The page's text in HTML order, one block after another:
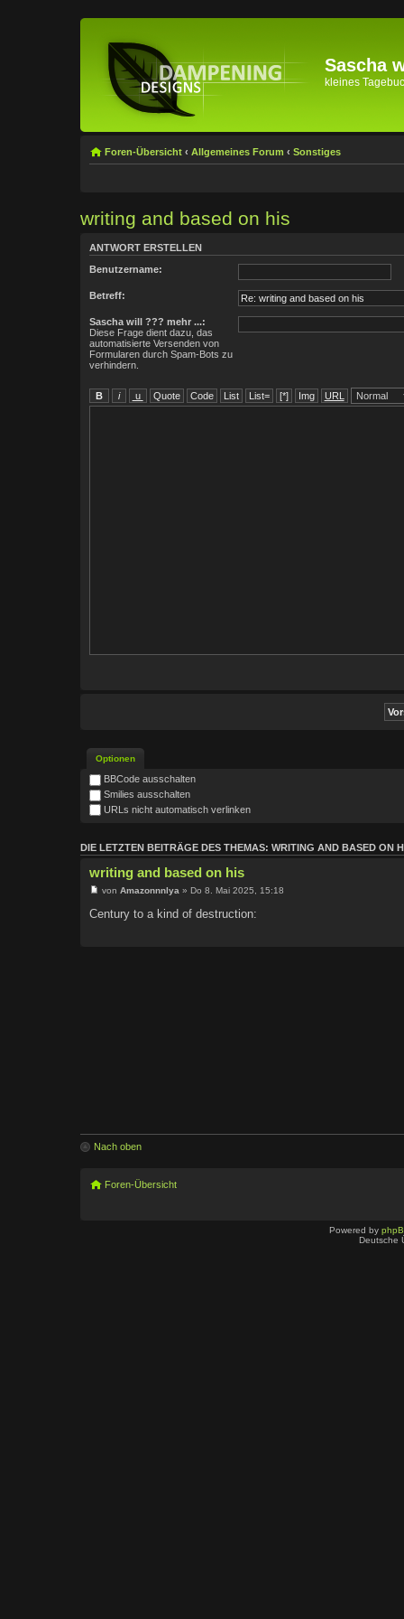
Sascha
kleines
Foren-Übersicht ‹ Allgemeines Forum ‹ Sonstiges
writing and based on his
ANTWORT ERSTELLEN
Benutzername:
Betreff:
Sascha will ??? mehr ...:
Diese Frage dient dazu, das
automatisierte Versenden von
Formularen durch Spam-Bots zu
verhindern.
Optionen
BBCode ausschalten
Smilies ausschalten
URLs nicht automatisch verlinken
DIE LETZTEN BEITRÄGE DES THEMAS: WRITING AND BASED ON
writing and based on his
von Amazonnnlya » Do 8. Mai 2025, 15:18
Century to a kind of destruction:
Nach oben
Foren-Übersicht
Powered by
Deutsche